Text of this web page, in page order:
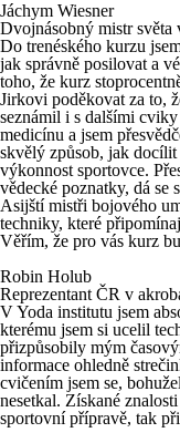
Jáchym Wiesner
Dvojnásobný mistr
Do trenéského kurzu
jak správně posilovat a
toho, že kurz
Jirkovi poděkovat za to,
seznámil i s dalšími
medicínu a jsem
skvělý způsob, jak
výkonnost sportovce.
vědecké poznatky, dá se
Asijští mistři bojového
techniky, které
Věřím, že pro vás kurz
Robin Holub
Reprezentant ČR v
V Yoda institutu jsem
kterému jsem si ucelil
přizpůsobily mým
informace ohledně
cvičením jsem se,
nesetkal. Získané
sportovní přípravě, tak